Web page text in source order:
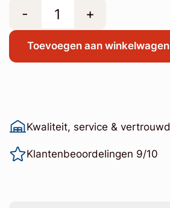
- +
Toevoegen aan winkelwagen
Kwaliteit, service & vertrouwd
Klantenbeoordelingen 9/10